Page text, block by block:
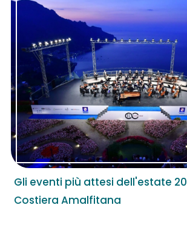
Gli eventi più attesi dell'estate
Costiera Amalfitana